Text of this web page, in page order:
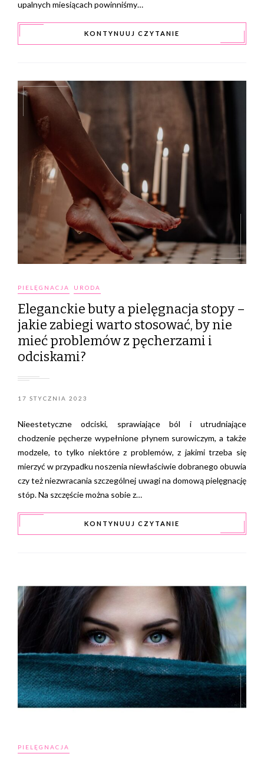
upalnych miesiącach powinniśmy…
KONTYNUUJ CZYTANIE
PIELĘGNACJA URODA
Eleganckie buty a pielęgnacja stopy –
jakie zabiegi warto stosować, by nie
mieć problemów z pęcherzami i
odciskami?
17 STYCZNIA 2023
Nieestetyczne odciski, sprawiające ból i utrudniające
chodzenie pęcherze wypełnione płynem surowiczym, a także
modzele, to tylko niektóre z problemów, z jakimi trzeba się
mierzyć w przypadku noszenia niewłaściwie dobranego obuwia
czy też niezwracania szczególnej uwagi na domową pielęgnację
stóp. Na szczęście można sobie z…
KONTYNUUJ CZYTANIE
PIELĘGNACJA